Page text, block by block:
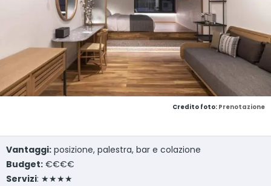
Credito foto: Prenotazione
Vantaggi: posizione, palestra, bar e colazione
Budget: €€€€
Servizi: ★★★★